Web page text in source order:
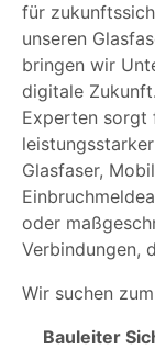
für
unseren
bringen wir
digitale
Experten sorgt
Glasfaser,
oder
Verbindungen,
Wir suchen
Bauleiter